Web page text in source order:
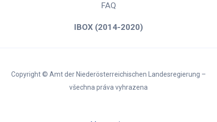
FAQ
IBOX (2014-2020)
Copyright © Amt der Niederösterreichischen Landesregierung –
všechna práva vyhrazena